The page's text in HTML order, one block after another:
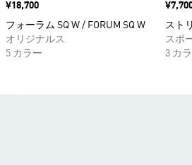
価格
¥18,700
フォーラム SQ W / FORUM SQ W
オリジナルス
5 カラー
価格
スト
スポ
3 カ